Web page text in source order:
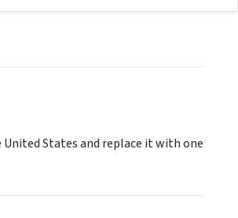
States and replace it with one